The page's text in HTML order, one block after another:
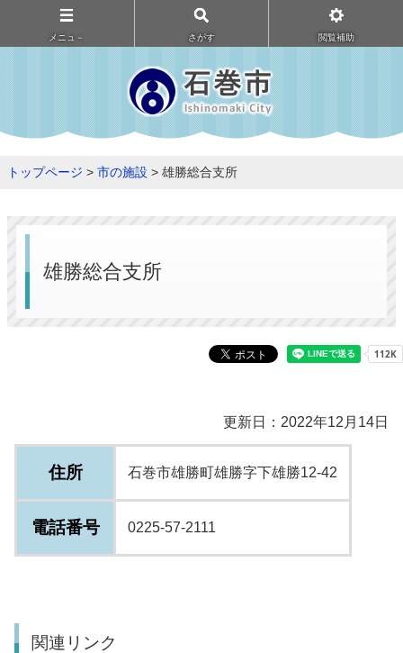
メニュ－ さがす 閲覧補助
トップページ > 市の施設 > 雄勝総合支所
雄勝総合支所
更新日：2022年12月14日
住所 石巻市雄勝町雄勝字下雄勝12-42
電話番号 0225-57-2111
関連リンク